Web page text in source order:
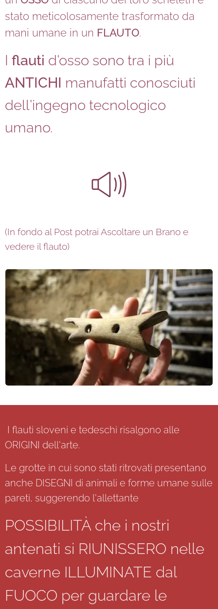
stato meticolosamente trasformato da
mani umane in un FLAUTO.
I flauti d'osso sono tra i più
ANTICHI manufatti conosciuti
dell'ingegno tecnologico
umano.
(In fondo al Post potrai Ascoltare un Brano e
vedere il flauto)
I flauti sloveni e tedeschi risalgono alle
ORIGINI dell'arte.
Le grotte in cui sono stati ritrovati presentano
anche DISEGNI di animali e forme umane sulle
pareti, suggerendo l'allettante
POSSIBILITÀ che i nostri
antenati si RIUNISSERO nelle
caverne ILLUMINATE dal
FUOCO per guardare le